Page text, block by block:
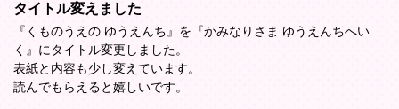
タイトル変えました
『くものうえの ゆうえんち』を『かみなりさま ゆうえんちへい
く』にタイトル変更しました。
表紙と内容も少し変えています。
読んでもらえると嬉しいです。